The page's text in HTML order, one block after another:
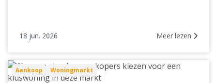
18 jun. 2026 Meer lezen
Waarom
steeds
Aankoop Woningmarkt